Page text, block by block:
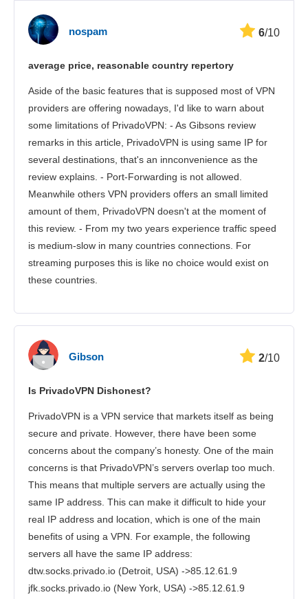
Сигурност
Потребителска поддръжка
nospam 6/10
average price, reasonable country repertory
Aside of the basic features that is supposed most of VPN
providers are offering nowadays, I'd like to warn about
some limitations of PrivadoVPN: - As Gibsons review
remarks in this article, PrivadoVPN is using same IP for
several destinations, that's an innconvenience as the
review explains. - Port-Forwarding is not allowed.
Meanwhile others VPN providers offers an small limited
amount of them, PrivadoVPN doesn't at the moment of
this review. - From my two years experience traffic speed
is medium-slow in many countries connections. For
streaming purposes this is like no choice would exist on
these countries.
Gibson 2/10
Is PrivadoVPN Dishonest?
PrivadoVPN is a VPN service that markets itself as being
secure and private. However, there have been some
concerns about the company’s honesty. One of the main
concerns is that PrivadoVPN’s servers overlap too much.
This means that multiple servers are actually using the
same IP address. This can make it difficult to hide your
real IP address and location, which is one of the main
benefits of using a VPN. For example, the following
servers all have the same IP address:
dtw.socks.privado.io (Detroit, USA) ->85.12.61.9
jfk.socks.privado.io (New York, USA) ->85.12.61.9